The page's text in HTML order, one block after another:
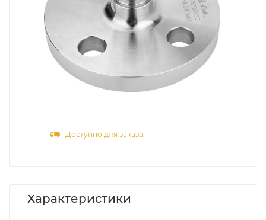
Доступно для заказа
Характеристики